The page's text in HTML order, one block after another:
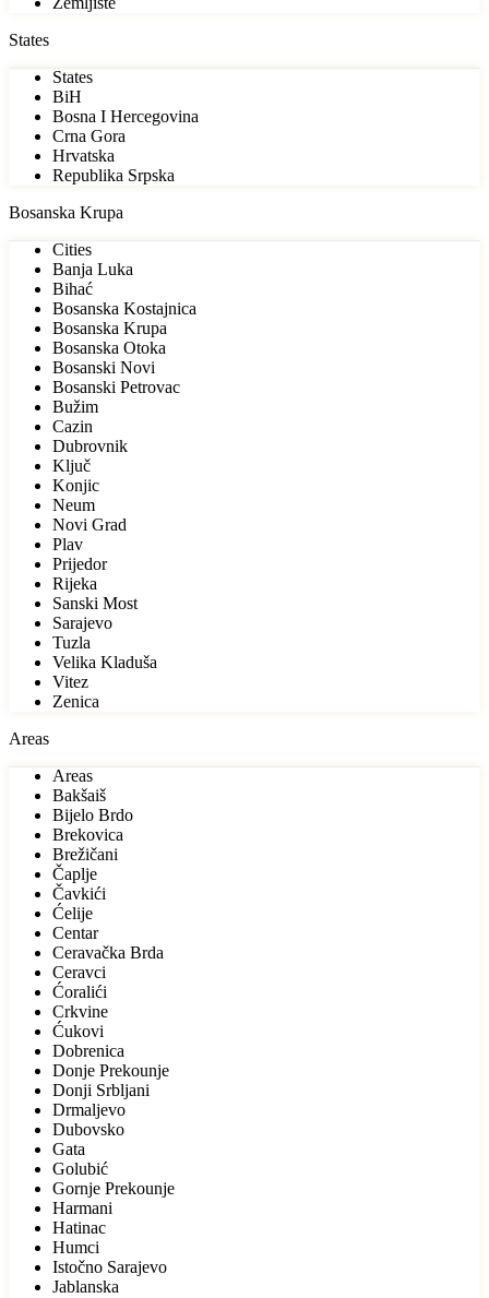
States
States
BiH
Bosna I Hercegovina
Crna Gora
Hrvatska
Republika Srpska
Bosanska Krupa
Cities
Banja Luka
Bihać
Bosanska Kostajnica
Bosanska Krupa
Bosanska Otoka
Bosanski Novi
Bosanski Petrovac
Bužim
Cazin
Dubrovnik
Ključ
Konjic
Neum
Novi Grad
Plav
Prijedor
Rijeka
Sanski Most
Sarajevo
Tuzla
Velika Kladuša
Vitez
Zenica
Areas
Areas
Bakšaiš
Bijelo Brdo
Brekovica
Brežičani
Čaplje
Čavkići
Ćelije
Centar
Ceravačka Brda
Ceravci
Ćoralići
Crkvine
Ćukovi
Dobrenica
Donje Prekounje
Donji Srbljani
Drmaljevo
Dubovsko
Gata
Golubić
Gornje Prekounje
Harmani
Hatinac
Humci
Istočno Sarajevo
Jablanska